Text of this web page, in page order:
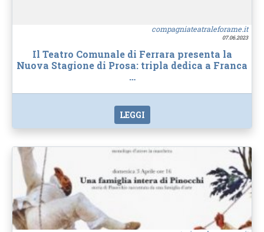
compagniateatraleforame.it
07.06.2023
Il Teatro Comunale di Ferrara presenta la
Nuova Stagione di Prosa: tripla dedica a Franca
…
LEGGI